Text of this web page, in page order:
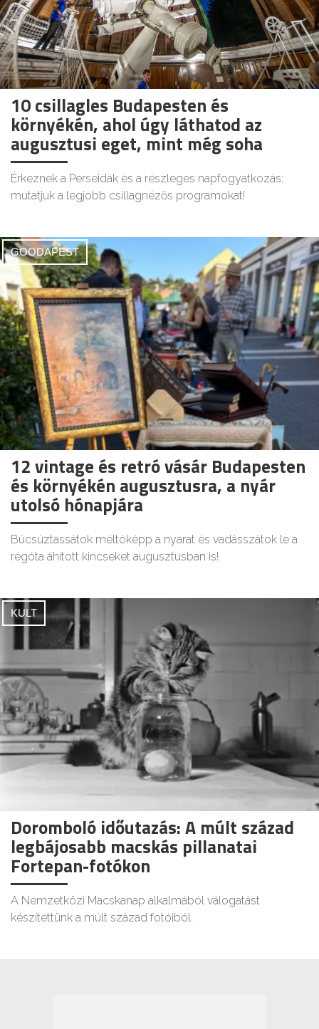
10 csillagles Budapesten és
környékén, ahol úgy láthatod az
augusztusi eget, mint még soha
Érkeznek a Perseidák és a részleges napfogyatkozás:
mutatjuk a legjobb csillagnézős programokat!
GOODAPEST
12 vintage és retró vásár Budapesten
és környékén augusztusra, a nyár
utolsó hónapjára
Búcsúztassátok méltóképp a nyarat és vadásszátok le a
régóta áhított kincseket augusztusban is!
KULT
Doromboló időutazás: A múlt század
legbájosabb macskás pillanatai
Fortepan-fotókon
A Nemzetközi Macskanap alkalmából válogatást
készítettünk a múlt század fotóiból.